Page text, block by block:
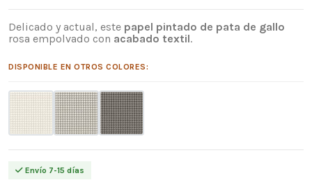
Delicado y actual, este papel pintado de pata de gallo
rosa empolvado con acabado textil.
DISPONIBLE EN OTROS COLORES:
Envío 7-15 días